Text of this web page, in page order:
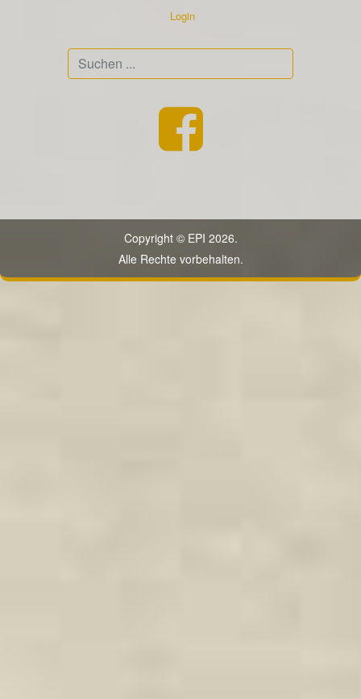
Login
Copyright © EPI 2026.
Alle Rechte vorbehalten.